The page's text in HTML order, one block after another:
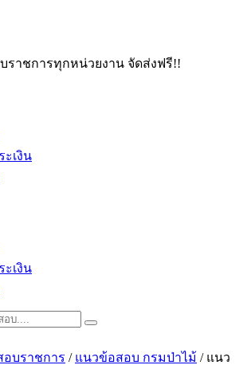
ราชการทุกหน่วยงาน จัดส่งฟรี!!
เงิน
เงิน
บราชการ / แนวข้อสอบ กรมป่าไม้ / แนว